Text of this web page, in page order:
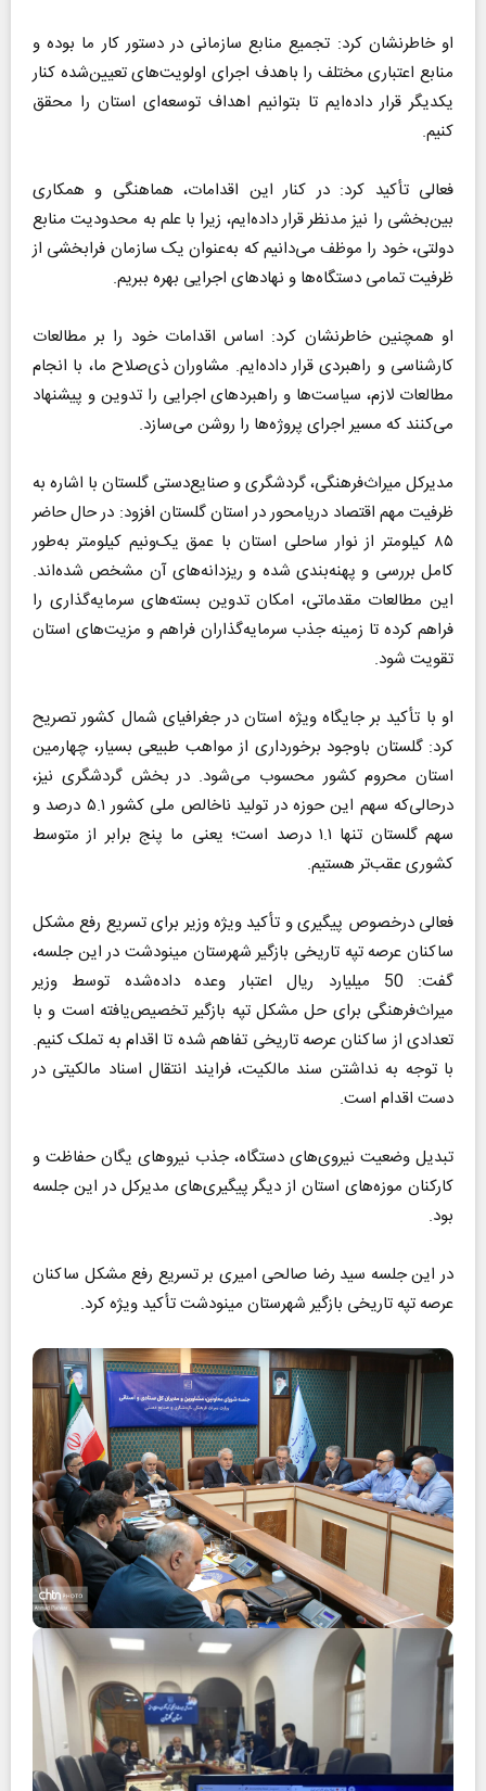
او خاطرنشان کرد: تجمیع منابع سازمانی در دستور کار ما بوده و
منابع اعتباری مختلف را باهدف اجرای اولویت‌های تعیین‌شده کنار
یکدیگر قرار داده‌ایم تا بتوانیم اهداف توسعه‌ای استان را محقق
کنیم.
فعالی تأکید کرد: در کنار این اقدامات، هماهنگی و همکاری
بین‌بخشی را نیز مدنظر قرار داده‌ایم، زیرا با علم به محدودیت منابع
دولتی، خود را موظف می‌دانیم که به‌عنوان یک سازمان فرابخشی از
ظرفیت تمامی دستگاه‌ها و نهادهای اجرایی بهره ببریم.
او همچنین خاطرنشان کرد: اساس اقدامات خود را بر مطالعات
کارشناسی و راهبردی قرار داده‌ایم. مشاوران ذی‌صلاح ما، با انجام
مطالعات لازم، سیاست‌ها و راهبردهای اجرایی را تدوین و پیشنهاد
می‌کنند که مسیر اجرای پروژه‌ها را روشن می‌سازد.
مدیرکل میراث‌فرهنگی، گردشگری و صنایع‌دستی گلستان با اشاره به
ظرفیت مهم اقتصاد دریا‌محور در استان گلستان افزود: در حال حاضر
۸۵ کیلومتر از نوار ساحلی استان با عمق یک‌ونیم کیلومتر به‌طور
کامل بررسی و پهنه‌بندی شده و ریزدانه‌های آن مشخص شده‌اند.
این مطالعات مقدماتی، امکان تدوین بسته‌های سرمایه‌گذاری را
فراهم کرده تا زمینه جذب سرمایه‌گذاران فراهم و مزیت‌های استان
تقویت شود.
او با تأکید بر جایگاه ویژه استان در جغرافیای شمال کشور تصریح
کرد: گلستان باوجود برخورداری از مواهب طبیعی بسیار، چهارمین
استان محروم کشور محسوب می‌شود. در بخش گردشگری نیز،
درحالی‌که سهم این حوزه در تولید ناخالص ملی کشور ۵.۱ درصد و
سهم گلستان تنها ۱.۱ درصد است؛ یعنی ما پنج برابر از متوسط
کشوری عقب‌تر هستیم.
فعالی درخصوص پیگیری و تأکید ویژه وزیر برای تسریع رفع مشکل
ساکنان عرصه تپه تاریخی بازگیر شهرستان مینودشت در این جلسه،
گفت: 50 میلیارد ریال اعتبار وعده داده‌شده توسط وزیر
میراث‌فرهنگی برای حل مشکل تپه بازگیر تخصیص‌یافته است و با
تعدادی از ساکنان عرصه تاریخی تفاهم شده تا اقدام به تملک کنیم.
با توجه به نداشتن سند مالکیت، فرایند انتقال اسناد مالکیتی در
دست اقدام است.
تبدیل وضعیت نیروی‌های دستگاه، جذب نیروهای یگان حفاظت و
کارکنان موزه‌های استان از دیگر پیگیری‌های مدیرکل در این جلسه
بود.
در این جلسه سید رضا صالحی امیری بر تسریع رفع مشکل ساکنان
عرصه تپه تاریخی بازگیر شهرستان مینودشت تأکید ویژه کرد.